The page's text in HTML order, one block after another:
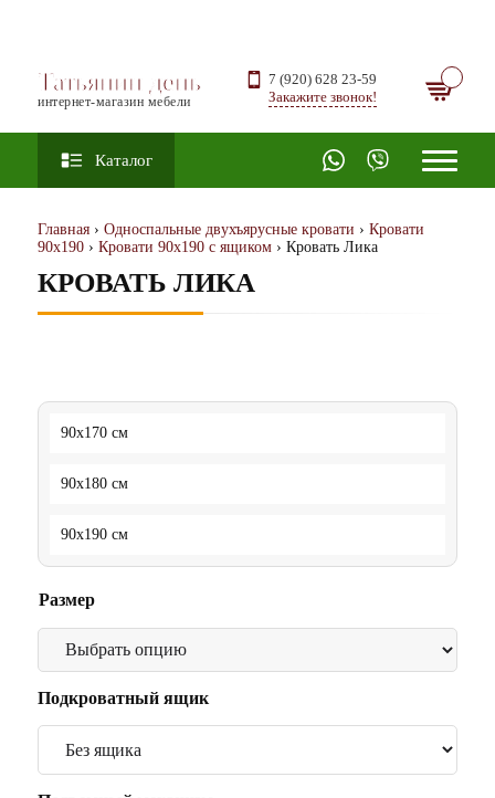
Татьянин день
интернет-магазин мебели
7 (920) 628 23-59
Закажите звонок!
Каталог
Главная › Односпальные двухъярусные кровати › Кровати
90х190 › Кровати 90х190 с ящиком › Кровать Лика
КРОВАТЬ ЛИКА
90x170 см
90x180 см
90x190 см
Размер
Подкроватный ящик